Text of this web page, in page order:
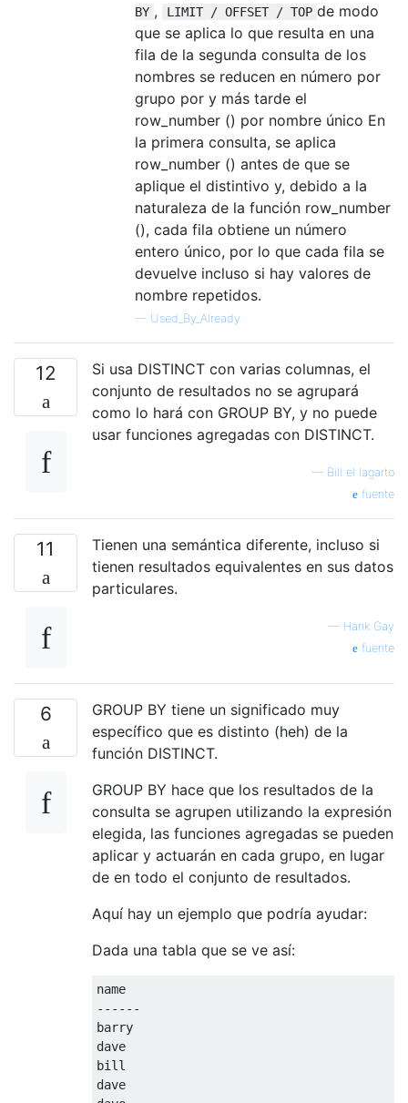
BY , LIMIT / OFFSET / TOP de modo
que se aplica lo que resulta en una
fila de la segunda consulta de los
nombres se reducen en número por
grupo por y más tarde el
row_number () por nombre único En
la primera consulta, se aplica
row_number () antes de que se
aplique el distintivo y, debido a la
naturaleza de la función row_number
(), cada fila obtiene un número
entero único, por lo que cada fila se
devuelve incluso si hay valores de
nombre repetidos.
— Used_By_Already
12
Si usa DISTINCT con varias columnas, el
conjunto de resultados no se agrupará
como lo hará con GROUP BY, y no puede
usar funciones agregadas con DISTINCT.
— Bill el lagarto
fuente
11
Tienen una semántica diferente, incluso si
tienen resultados equivalentes en sus datos
particulares.
— Hank Gay
fuente
6
GROUP BY tiene un significado muy
específico que es distinto (heh) de la
función DISTINCT.
GROUP BY hace que los resultados de la
consulta se agrupen utilizando la expresión
elegida, las funciones agregadas se pueden
aplicar y actuarán en cada grupo, en lugar
de en todo el conjunto de resultados.
Aquí hay un ejemplo que podría ayudar:
Dada una tabla que se ve así:
------
barry
dave
bill
dave